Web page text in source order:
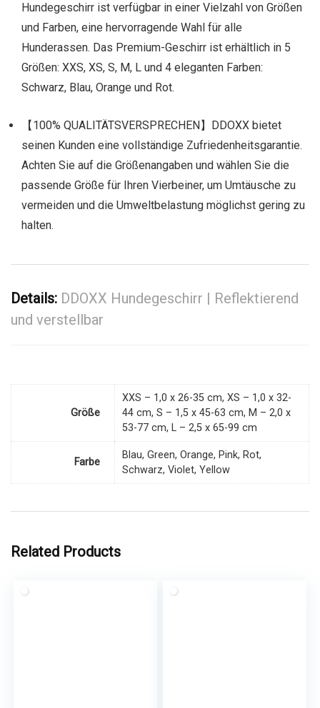
Hundegeschirr ist verfügbar in einer Vielzahl von Größen
und Farben, eine hervorragende Wahl für alle
Hunderassen. Das Premium-Geschirr ist erhältlich in 5
Größen: XXS, XS, S, M, L und 4 eleganten Farben:
Schwarz, Blau, Orange und Rot.
【100% QUALITÄTSVERSPRECHEN】DDOXX bietet
seinen Kunden eine vollständige Zufriedenheitsgarantie.
Achten Sie auf die Größenangaben und wählen Sie die
passende Größe für Ihren Vierbeiner, um Umtäusche zu
vermeiden und die Umweltbelastung möglichst gering zu
halten.
Details: DDOXX Hundegeschirr | Reflektierend
und verstellbar
Größe
XXS – 1,0 x 26-35 cm, XS – 1,0 x 32-
44 cm, S – 1,5 x 45-63 cm, M – 2,0 x
53-77 cm, L – 2,5 x 65-99 cm
Farbe
Blau, Green, Orange, Pink, Rot,
Schwarz, Violet, Yellow
Related Products